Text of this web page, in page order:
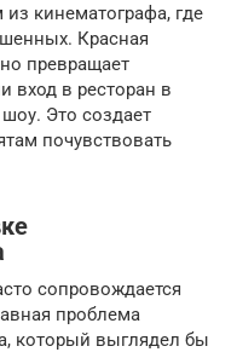
кинематографа, где
Красная
превращает
в ресторан в
Это создает
почувствовать
сопровождается
проблема
который выглядел бы